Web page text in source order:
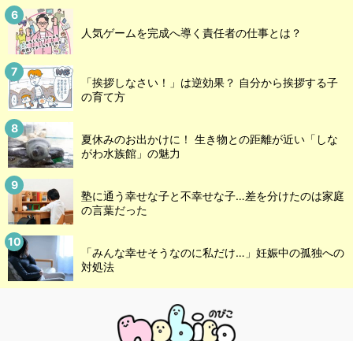
人気ゲームを完成へ導く責任者の仕事とは？
「挨拶しなさい！」は逆効果？ 自分から挨拶する子
の育て方
夏休みのお出かけに！ 生き物との距離が近い「しな
がわ水族館」の魅力
塾に通う幸せな子と不幸せな子…差を分けたのは家庭
の言葉だった
「みんな幸せそうなのに私だけ…」妊娠中の孤独への
対処法